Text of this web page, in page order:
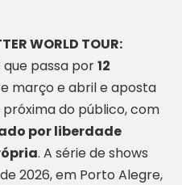
WORLD TOUR:
que passa por12
março e abril e aposta
do público, com
por liberdade
. A série de shows
2026, em Porto Alegre,